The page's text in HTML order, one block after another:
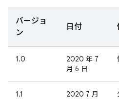
バージョ
ン
日付
1.0
2020 年 7
月 6 日
1.1
2020 7 月